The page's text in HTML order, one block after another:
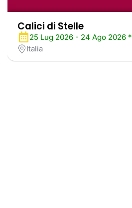
Calici di Stelle
25 Lug 2026 - 24 Ago 2026 *
Italia